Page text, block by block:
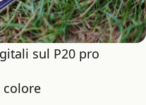
sul P20 pro
colore